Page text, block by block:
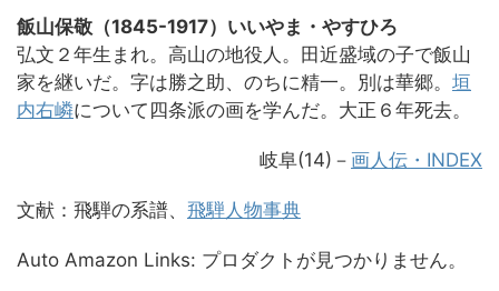
飯山保敬（1845-1917）いいやま・やすひろ
弘文２年生まれ。高山の地役人。田近盛域の子で飯山
家を継いだ。字は勝之助、のちに精一。別は華郷。 垣
内右嶙について四条派の画を学んだ。大正６年死去。
岐阜(14) － 画人伝・INDEX
文献：飛騨の系譜、 飛騨人物事典
Auto Amazon Links: プロダクトが見つかりません。